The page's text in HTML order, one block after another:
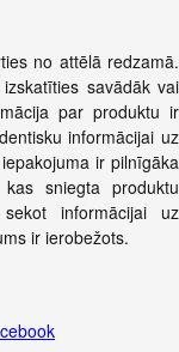
no attēlā redzamā.
savādāk vai
par produktu ir
informācijai uz
ir pilnīgāka
sniegta produktu
informācijai uz
ir ierobežots.